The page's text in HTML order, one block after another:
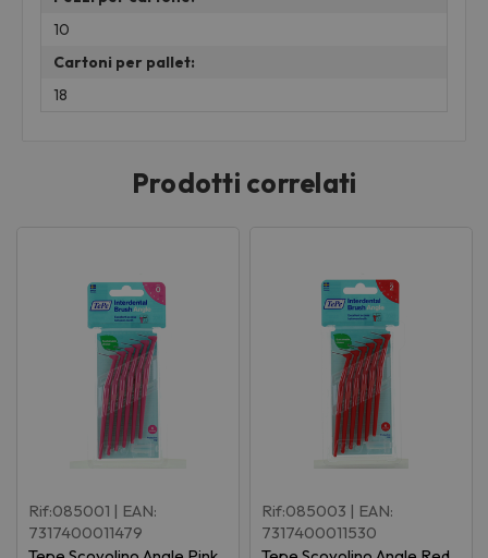
10
Cartoni per pallet:
18
Prodotti correlati
Rif:085001 | EAN:
7317400011479
Rif:085003 | EAN:
7317400011530